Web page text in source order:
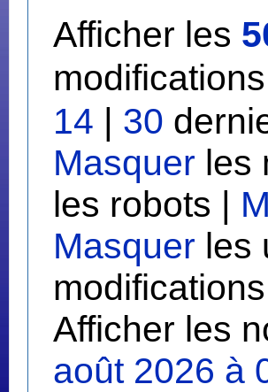
Afficher les
14 | 30
Masquer les
les robots |
Masquer les
Afficher les
août 2026 à